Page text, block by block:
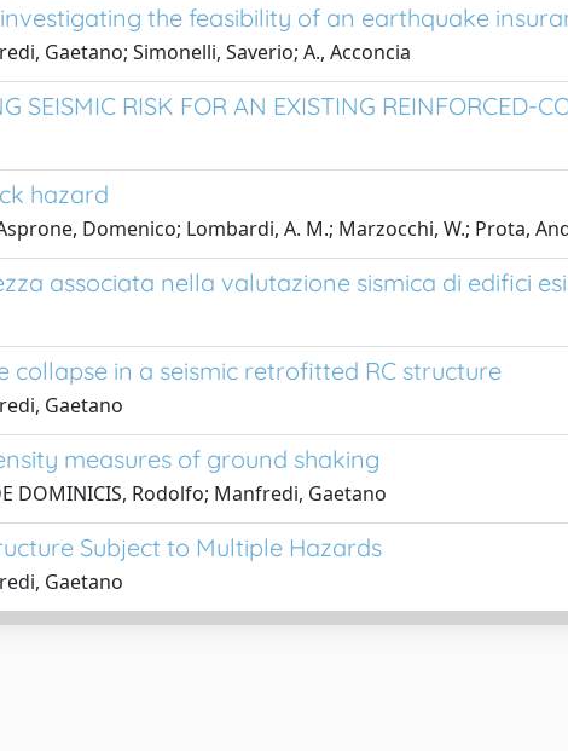
the feasibility of an earthquake
Gaetano; Simonelli, Saverio; A., Acconcia
SEISMIC RISK FOR AN EXISTING REINFORCED-
hazard
Domenico; Lombardi, A. M.; Marzocchi, W.; Prota,
associata nella valutazione sismica di edifici
collapse in a seismic retrofitted RC structure
Gaetano
measures of ground shaking
DOMINICIS, Rodolfo; Manfredi, Gaetano
Subject to Multiple Hazards
Gaetano